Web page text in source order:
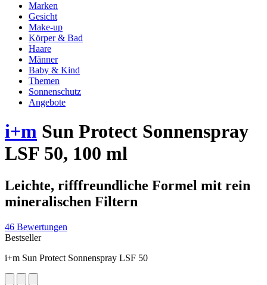
Marken
Gesicht
Make-up
Körper & Bad
Haare
Männer
Baby & Kind
Themen
Sonnenschutz
Angebote
i+m Sun Protect Sonnenspray
LSF 50, 100 ml
Leichte, rifffreundliche Formel mit rein
mineralischen Filtern
46 Bewertungen
Bestseller
i+m Sun Protect Sonnenspray LSF 50